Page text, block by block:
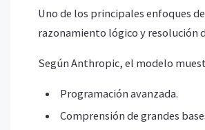
Uno de los principales enfoques
razonamiento lógico y resolución
Según Anthropic, el modelo
Programación avanzada.
Comprensión de grandes